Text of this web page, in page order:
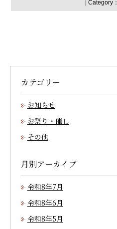
| Category：
カテゴリー
お知らせ
お祭り・催し
その他
月別アーカイブ
令和8年7月
令和8年6月
令和8年5月